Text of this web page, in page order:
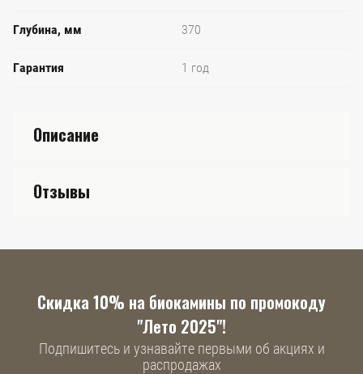
Глубина, мм 370
Гарантия 1 год
Описание
Отзывы
Скидка 10% на биокамины по промокоду
"Лето 2025"!
Подпишитесь и узнавайте первыми об акциях и
распродажах